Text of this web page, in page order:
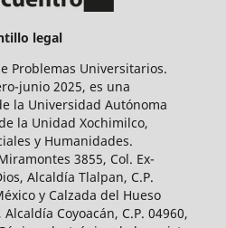
legal
Problemas Universitarios.
junio 2025, es una
la Universidad Autónoma
la Unidad Xochimilco,
y Humanidades.
3855, Col. Ex-
Alcaldía Tlalpan, C.P.
y Calzada del Hueso
Coyoacán, C.P. 04960,